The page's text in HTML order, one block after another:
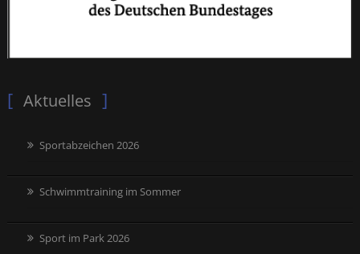
Aktuelles
Sportabzeichen 2026
Schwimmtraining im Sommer
Sport im Park 2026